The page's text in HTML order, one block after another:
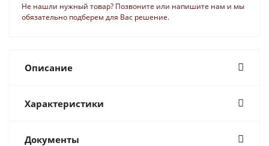
Не нашли нужный товар? Позвоните или напишите нам и мы
обязательно подберем для Вас решение.
Описание
Характеристики
Документы